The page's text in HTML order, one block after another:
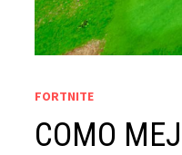
FORTNITE
COMO